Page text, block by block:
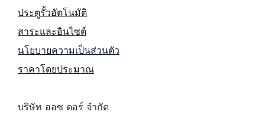
ประตูรั้วอัตโนมัติ
สาระและอินไซต์
นโยบายความเป็นส่วนตัว
ราคาโดยประมาณ
บริษัท ออซ ดอร์ จำกัด